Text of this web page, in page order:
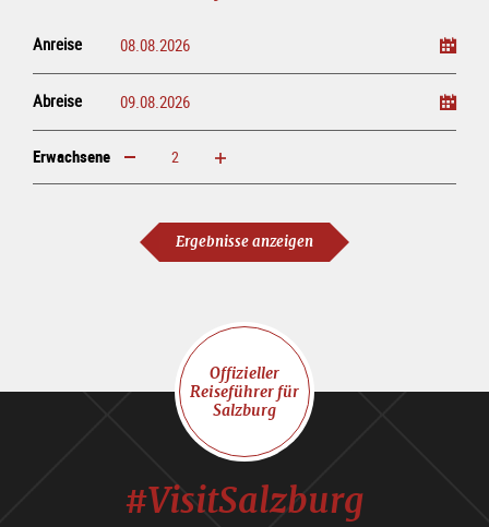
Anreise
Abreise
Erwachsene erhöhen verringern
Ergebnisse anzeigen
Offizieller
Reiseführer für
Salzburg
#VisitSalzburg